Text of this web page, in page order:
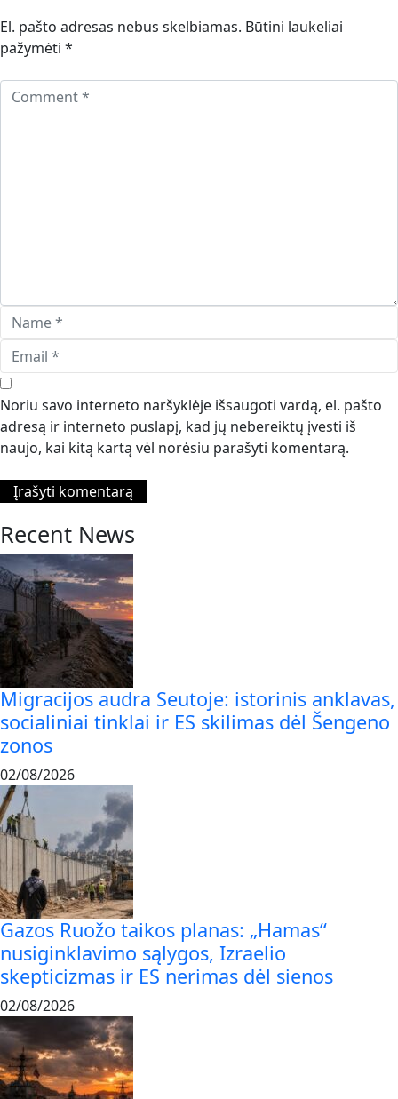
El. pašto adresas nebus skelbiamas. Būtini laukeliai
pažymėti *
Noriu savo interneto naršyklėje išsaugoti vardą, el. pašto
adresą ir interneto puslapį, kad jų nebereiktų įvesti iš
naujo, kai kitą kartą vėl norėsiu parašyti komentarą.
Recent News
Migracijos audra Seutoje: istorinis anklavas,
socialiniai tinklai ir ES skilimas dėl Šengeno
zonos
02/08/2026
Gazos Ruožo taikos planas: „Hamas“
nusiginklavimo sąlygos, Izraelio
skepticizmas ir ES nerimas dėl sienos
02/08/2026